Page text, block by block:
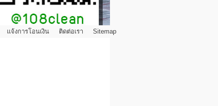
แจ้งการโอนเงิน ติดต่อเรา Sitemap